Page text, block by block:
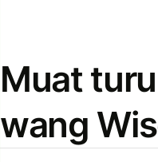
Muat
wang